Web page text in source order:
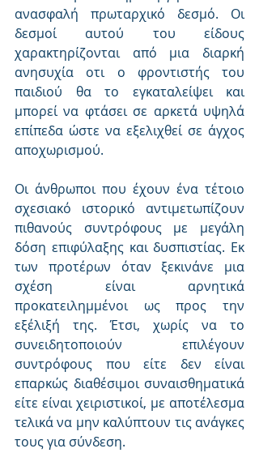
ανασφαλή πρωταρχικό δεσμό. Οι
δεσμοί αυτού του είδους
χαρακτηρίζονται από μια διαρκή
ανησυχία οτι ο φροντιστής του
παιδιού θα το εγκαταλείψει και
μπορεί να φτάσει σε αρκετά υψηλά
επίπεδα ώστε να εξελιχθεί σε άγχος
αποχωρισμού.
Οι άνθρωποι που έχουν ένα τέτοιο
σχεσιακό ιστορικό αντιμετωπίζουν
πιθανούς συντρόφους με μεγάλη
δόση επιφύλαξης και δυσπιστίας. Εκ
των προτέρων όταν ξεκινάνε μια
σχέση είναι αρνητικά
προκατειλημμένοι ως προς την
εξέλιξή της. Έτσι, χωρίς να το
συνειδητοποιούν επιλέγουν
συντρόφους που είτε δεν είναι
επαρκώς διαθέσιμοι συναισθηματικά
είτε είναι χειριστικοί, με αποτέλεσμα
τελικά να μην καλύπτουν τις ανάγκες
τους για σύνδεση.